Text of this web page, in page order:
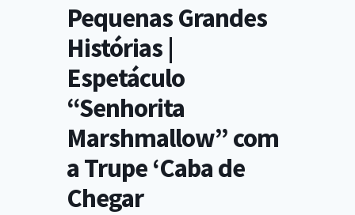
Pequenas Grandes
Histórias |
Espetáculo
“Senhorita
Marshmallow” com
a Trupe ‘Caba de
Chegar